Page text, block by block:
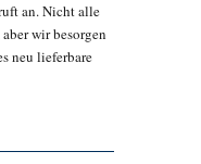
an. Nicht alle
wir besorgen
neu lieferbare